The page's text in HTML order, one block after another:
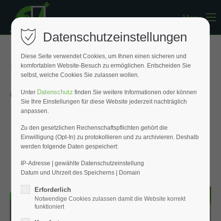
Register
Support
Lorem ipsum dolor sit amet:
24h/ 365days
Mon - Fri 8:00am - 5:00pm(GMT +1)
Get in touch
Cybersteel Inc.
Menu
Unser neuer Katalog
Online-Blätterkatalog:
Datenschutzeinstellungen
Diese Seite verwendet Cookies, um Ihnen einen sicheren und
komfortablen Website-Besuch zu ermöglichen. Entscheiden Sie
selbst, welche Cookies Sie zulassen wollen.
Unter Datenschutz finden Sie weitere Informationen oder können
Sie Ihre Einstellungen für diese Website jederzeit nachträglich
anpassen.
Zu den gesetzlichen Rechenschaftspflichten gehört die
Einwilligung (Opt-In) zu protokollieren und zu archivieren. Deshalb
werden folgende Daten gespeichert:
IP-Adresse | gewählte Datenschutzeinstellung
Datum und Uhrzeit des Speicherns | Domain
Erforderlich
Notwendige Cookies zulassen damit die Website korrekt
funktioniert